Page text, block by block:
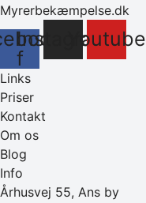
Myrerbekæmpelse.dk
f
InstagramYoutube
Links
Priser
Kontakt
Om os
Blog
Info
Århusvej 55, Ans by